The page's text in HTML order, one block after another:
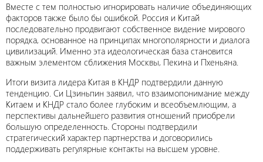
Вместе с тем полностью игнорировать наличие объединяющих
факторов также было бы ошибкой. Россия и Китай
последовательно продвигают собственное видение мирового
порядка, основанное на принципах многополярности и диалога
цивилизаций. Именно эта идеологическая база становится
важным элементом сближения Москвы, Пекина и Пхеньяна.
Итоги визита лидера Китая в КНДР подтвердили данную
тенденцию. Си Цзиньпин заявил, что взаимопонимание между
Китаем и КНДР стало более глубоким и всеобъемлющим, а
перспективы дальнейшего развития отношений приобрели
большую определенность. Стороны подтвердили
стратегический характер партнерства и договорились
поддерживать регулярные контакты на высшем уровне.